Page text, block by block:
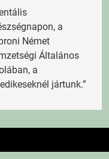
a
Német
Általános
a
jártunk.”